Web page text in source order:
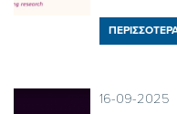
16-09-2025